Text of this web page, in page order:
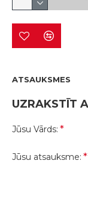
ATSAUKSMES
UZRAKSTĪT
Jūsu Vārds:
Jūsu atsauksme: